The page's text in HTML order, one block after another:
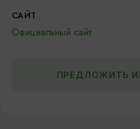
САЙТ
Официальный сайт
ПРЕДЛОЖИТЬ